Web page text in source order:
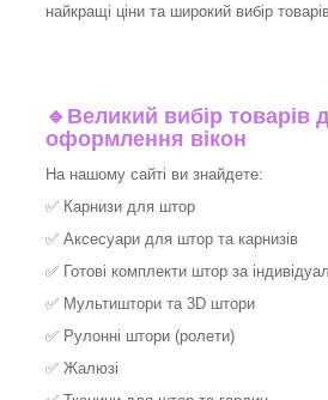
найкращі ціни та широкий вибір
🔹 Великий вибір товарів
оформлення вікон
На нашому сайті ви знайдете:
✅ Карнизи для штор
✅ Аксесуари для штор та карнизів
✅ Готові комплекти штор за
✅ Мультиштори та 3D штори
✅ Рулонні штори (ролети)
✅ Жалюзі